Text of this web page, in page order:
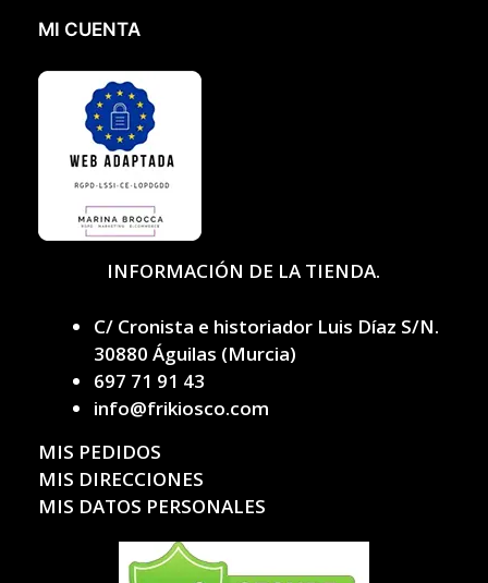
MI CUENTA
INFORMACIÓN DE LA TIENDA.
C/ Cronista e historiador Luis Díaz S/N.
30880 Águilas (Murcia)
697 71 91 43
info@frikiosco.com
MIS PEDIDOS
MIS DIRECCIONES
MIS DATOS PERSONALES